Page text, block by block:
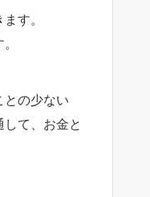
す。
との少ない
て、お金と